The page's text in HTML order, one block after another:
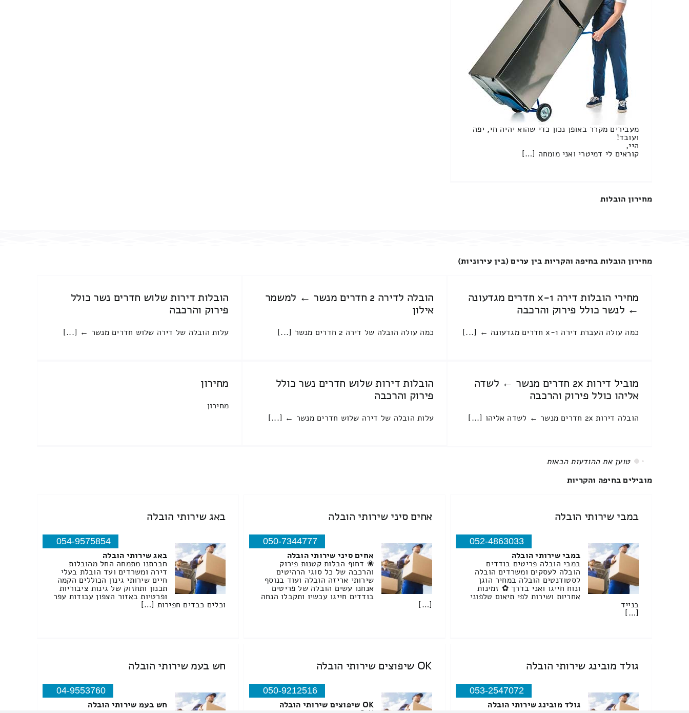
מעבירים מקרר באופן נכון כדי שהוא יהיה חי, יפה
ועובד!
היי,
קוראים לי דמיטרי ואני מומחה […]
מחירון הובלות
מחירון הובלות בחיפה והקריות בין ערים (בין עירוניות)
מחירי הובלות דירה 1-x חדרים מגדעונה
← לנשר כולל פירוק והרכבה
כמה עולה העברת דירה 1-x חדרים מגדעונה ← [...]
הובלה לדירה 2 חדרים מנשר ← למשמר
אילון
כמה עולה הובלה של דירה 2 חדרים מנשר [...]
הובלות דירות שלוש חדרים נשר כולל
פירוק והרכבה
עלות הובלה של דירה שלוש חדרים מנשר ← [...]
מוביל דירות 2x חדרים מנשר ← לשדה
אליהו כולל פירוק והרכבה
הובלה דירות 2x חדרים מנשר ← לשדה אליהו [...]
הובלות דירות שלוש חדרים נשר כולל
פירוק והרכבה
עלות הובלה של דירה שלוש חדרים מנשר ← [...]
מחירון
מחירון
All items displayed.
מובילים בחיפה והקריות
במבי שירותי הובלה
052-4863033
במבי שירותי הובלה
במבי הובלה פריטים בודדים
הובלה לעסקים ומשרדים הובלה
לסטודנטים הובלה במחיר הוגן
ונוח חייגו ואני בדרך ✿ זמינות
אחריות ושירות לפי תיאום טלפוני
בנייד
[…]
אחים סיני שירותי הובלה
050-7344777
אחים סיני שירותי הובלה
❀ דחוף הבלות קטנות פירוק
והרכבה של כל סוגי הרהיטים
שירותי אריזה הובלה ועוד בנוסף
אנחנו עשים הובלה של פריטים
בודדים חייגו עכשיו ותקבלו הנחה
[…]
באג שירותי הובלה
054-9575854
באג שירותי הובלה
חברתנו מתמחה החל מהובלות
דירה ומשרדים ועד הובלת בעלי
חיים שירותי גינון הכוללים הקמה
תכנון ותחזוק של גינות ציבוריות
ופרטיות באזור הצפון עבודות עפר
וכלים כבדים חפירות […]
גולד מובינג שירותי הובלה
053-2547072
גולד מובינג שירותי הובלה
OK שיפוצים שירותי הובלה
050-9212516
OK שיפוצים שירותי הובלה
חש בעמ שירותי הובלה
04-9553760
חש בעמ שירותי הובלה